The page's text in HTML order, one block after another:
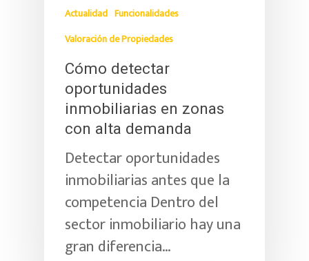
Actualidad Funcionalidades
Valoración de Propiedades
Cómo detectar
oportunidades
inmobiliarias en zonas
con alta demanda
Detectar oportunidades
inmobiliarias antes que la
competencia Dentro del
sector inmobiliario hay una
gran diferencia…